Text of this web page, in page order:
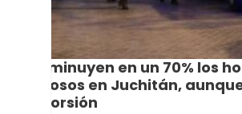
Disminuyen en un 70% los
dolosos en Juchitán,
extorsión